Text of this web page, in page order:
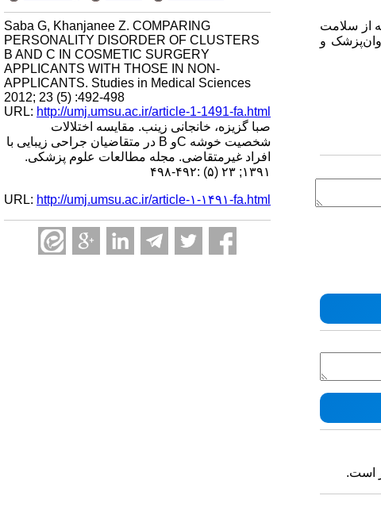
Saba G, Khanjanee Z. COMPARING
PERSONALITY DISORDER OF CLUSTERS
B AND C IN COSMETIC SURGERY
APPLICANTS WITH THOSE IN NON-
APPLICANTS. Studies in Medical Sciences
2012; 23 (5) :492-498
URL: http://umj.umsu.ac.ir/article-1-1491-fa.html
صبا گزیزه، خانجانی زینب. مقایسه اختلالات
شخصیت خوشه Cو B در متقاضیان جراحی زیبایی با
افراد غیرمتقاضی. مجله مطالعات علوم پزشکی.
۱۳۹۱; ۲۳ (۵) :۴۹۲-۴۹۸
URL: http://umj.umsu.ac.ir/article-۱-۱۴۹۱-fa.html
از سلامت
و
است.